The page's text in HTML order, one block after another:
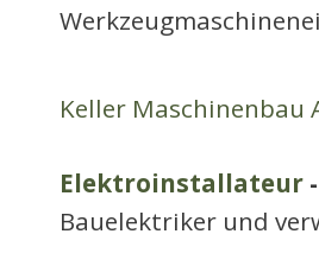
Keller Maschinenbau
Elektroinstallateur
Bauelektriker und